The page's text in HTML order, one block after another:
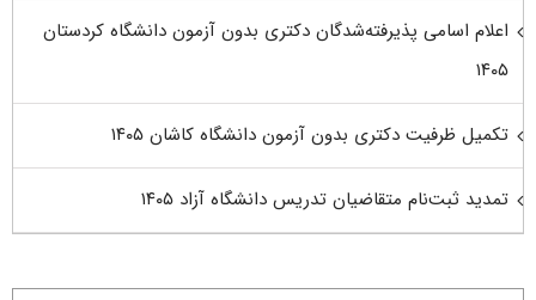
اعلام اسامی پذیرفته‌شدگان دکتری بدون آزمون دانشگاه کردستان
۱۴۰۵
تکمیل ظرفیت دکتری بدون آزمون دانشگاه کاشان ۱۴۰۵
تمدید ثبت‌نام متقاضیان تدریس دانشگاه آزاد ۱۴۰۵